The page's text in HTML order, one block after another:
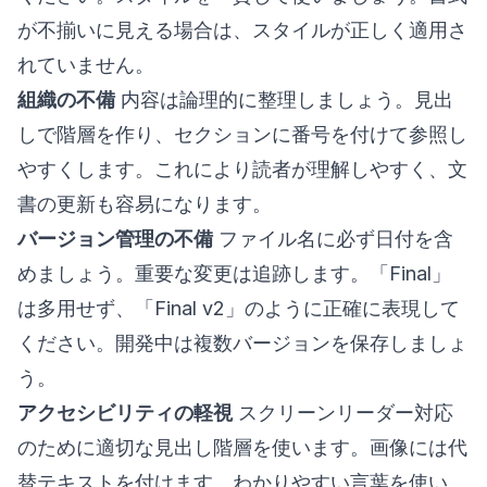
が不揃いに見える場合は、スタイルが正しく適用さ
れていません。
組織の不備 内容は論理的に整理しましょう。見出
しで階層を作り、セクションに番号を付けて参照し
やすくします。これにより読者が理解しやすく、文
書の更新も容易になります。
バージョン管理の不備 ファイル名に必ず日付を含
めましょう。重要な変更は追跡します。「Final」
は多用せず、「Final v2」のように正確に表現して
ください。開発中は複数バージョンを保存しましょ
う。
アクセシビリティの軽視スクリーンリーダー対応
のために適切な見出し階層を使います。画像には代
替テキストを付けます。わかりやすい言葉を使い、